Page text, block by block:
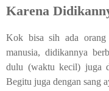
Karena
Kok bisa sih ada orang
manusia, didikannya
dulu (waktu kecil) juga
Begitu juga dengan sang